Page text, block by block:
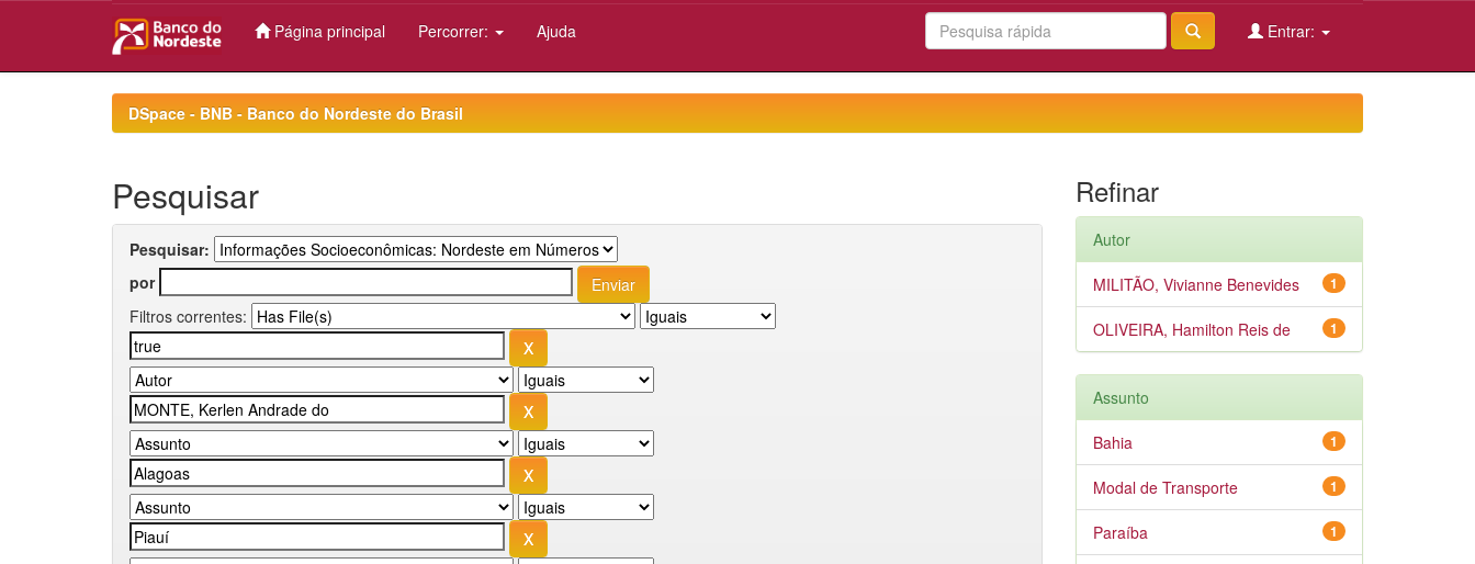
Página principal Percorrer: Ajuda Entrar:
DSpace - BNB - Banco do Nordeste do Brasil
Pesquisar
Pesquisar:
por
Filtros correntes:
Refinar
Autor
1
MILITÃO, Vivianne Benevides
1
OLIVEIRA, Hamilton Reis de
Assunto
1
Bahia
1
Modal de Transporte
1
Paraíba